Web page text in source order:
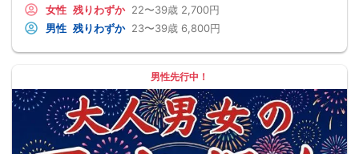
女性 残りわずか 22〜39歳 2,700円
男性 残りわずか 23〜39歳 6,800円
男性先行中！